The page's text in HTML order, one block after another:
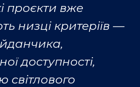
проєкти вже
низці критеріїв —
доступності,